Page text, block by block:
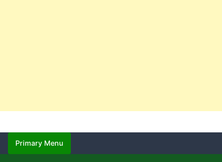
Primary Menu